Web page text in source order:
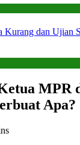
Kurang dan Ujian
MPR
Apa?